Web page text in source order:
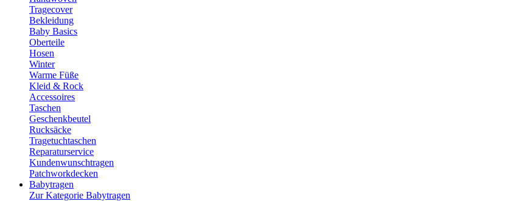
Tragecover
Bekleidung
Baby Basics
Oberteile
Hosen
Winter
Warme Füße
Kleid & Rock
Accessoires
Taschen
Geschenkbeutel
Rucksäcke
Tragetuchtaschen
Reparaturservice
Kundenwunschtragen
Patchworkdecken
Babytragen
Zur Kategorie Babytragen